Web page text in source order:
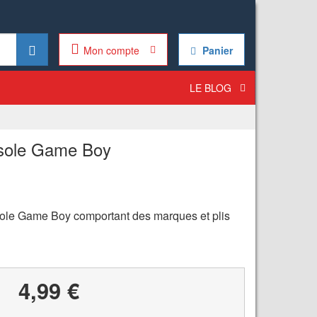
Panier
Mon compte
LE BLOG
Game Boy
Game Boy comportant des marques et plis
4,99 €